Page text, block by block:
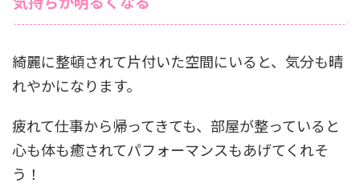
綺麗に整頓されて片付いた空間にいると、気分も晴
れやかになります。
疲れて仕事から帰ってきても、部屋が整っていると
心も体も癒されてパフォーマンスもあげてくれそ
う！